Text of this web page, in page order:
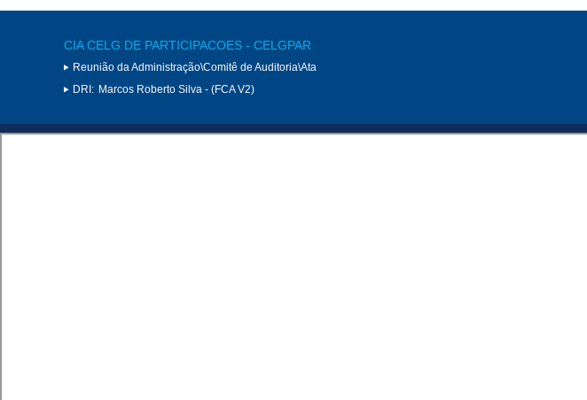
CIA CELG DE PARTICIPACOES - CELGPAR
Reunião da Administração\Comitê de Auditoria\Ata
DRI: Marcos Roberto Silva - (FCA V2)